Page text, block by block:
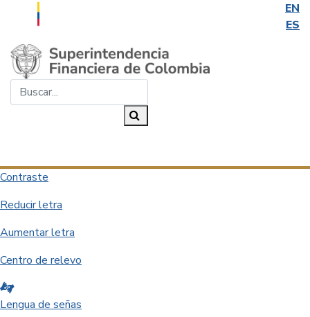
EN
ES
Saltar al contenido principal
Contraste
Reducir letra
Aumentar letra
Centro de relevo
Lengua de señas